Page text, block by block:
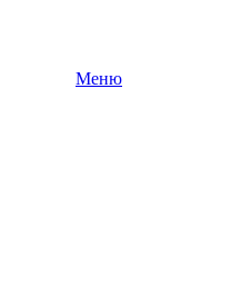
Меню